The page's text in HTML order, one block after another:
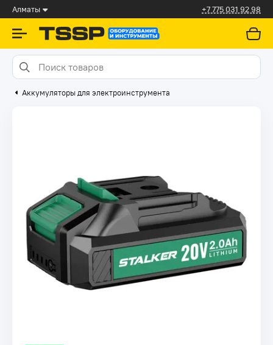
Алматы +7 775 031 92 98
Аккумуляторы для электроинструмента